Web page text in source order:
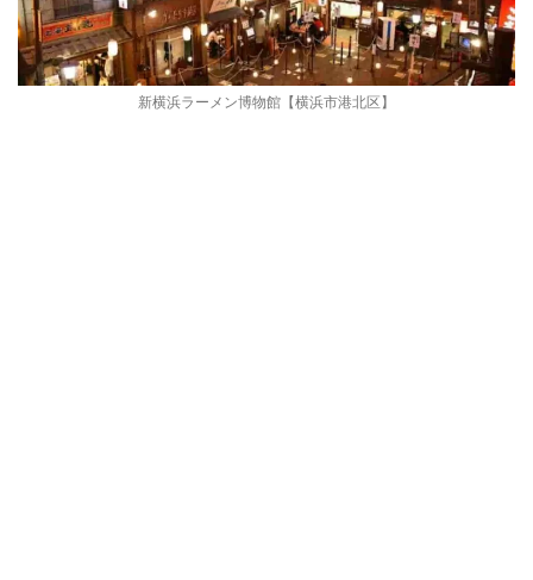
新横浜ラーメン博物館【横浜市港北区】